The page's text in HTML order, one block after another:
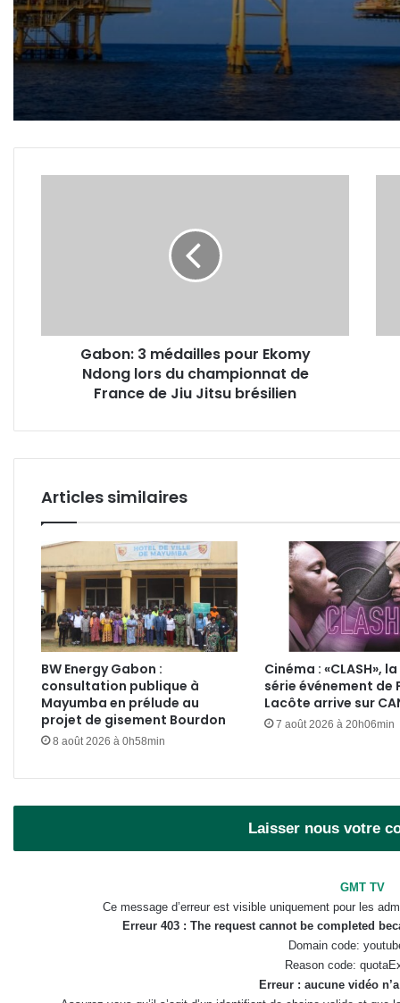
VAALCO Energy : un
d’affaires en hausse de
au 2ème trimestre 2026
mégaprojet de Fer de
Baniaka
championnat
Gabon: 3 médailles pour Ekomy
Ndong lors du championnat de
France de Jiu Jitsu brésilien
soit
Articles similaires
BW Energy Gabon :
consultation publique à
Mayumba en prélude au
projet de gisement Bourdon
8 août 2026 à 0h58min
Cinéma : «CLASH»,
série événement de
Lacôte arrive sur
7 août 2026 à 20h06min
Laisser nous votre
GMT TV
Ce message d’erreur est visible uniquement pour les
Erreur 403 : The request cannot be completed
Domain code:
Reason code:
Erreur : aucune vidéo